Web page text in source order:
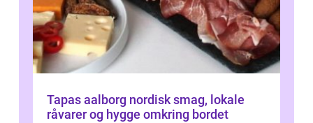
Tapas aalborg nordisk smag, lokale
råvarer og hygge omkring bordet